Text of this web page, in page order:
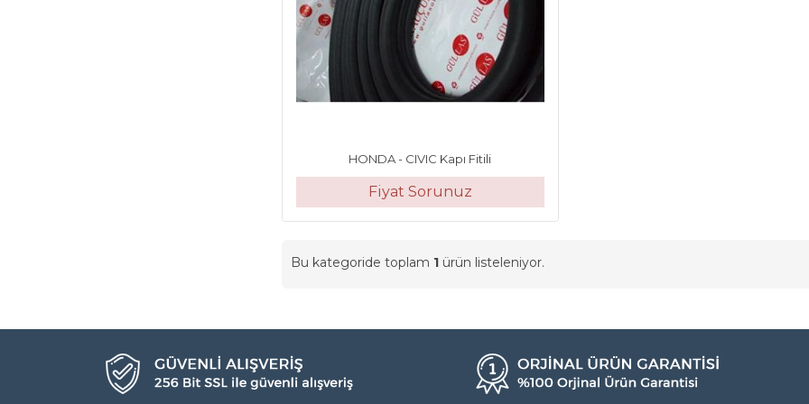
HONDA - CIVIC Kapı Fitili
Fiyat Sorunuz
Bu kategoride toplam 1 ürün listeleniyor.